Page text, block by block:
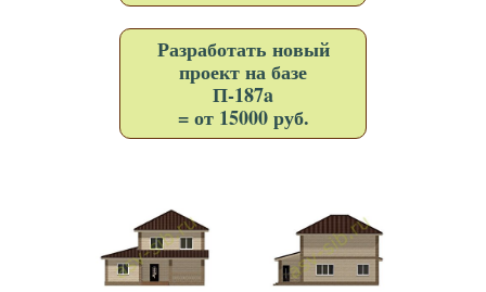
Разработать новый
проект на базе
П-187a
= от 15000 руб.